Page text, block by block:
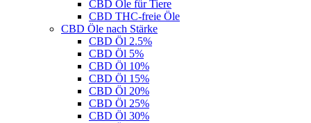
CBD Öle für Tiere
CBD THC-freie Öle
CBD Öle nach Stärke
CBD Öl 2.5%
CBD Öl 5%
CBD Öl 10%
CBD Öl 15%
CBD Öl 20%
CBD Öl 25%
CBD Öl 30%